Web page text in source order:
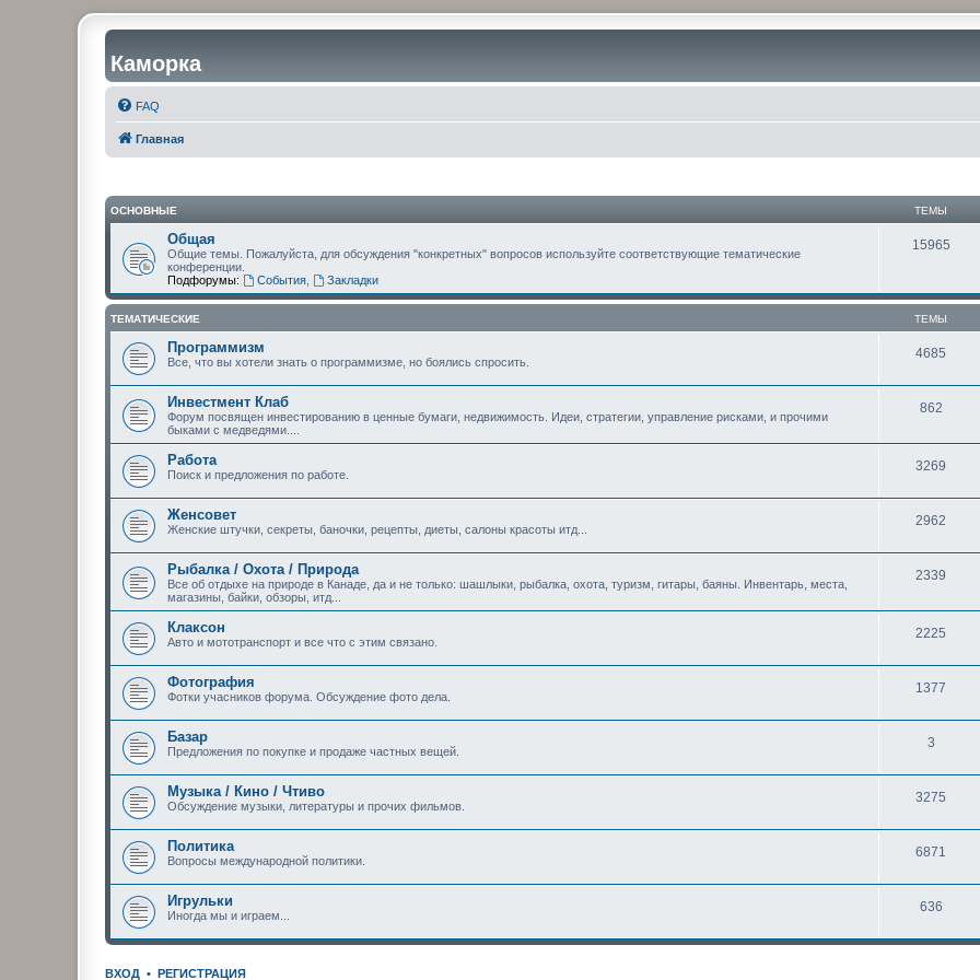
Каморка
FAQ
Главная
ОСНОВНЫЕ ТЕМЫ
Общая
Общие темы. Пожалуйста, для обсуждения "конкретных" вопросов используйте соответствующие тематические
конференции.
Подфорумы:
События, Закладки
15965
ТЕМАТИЧЕСКИЕ ТЕМЫ
Программизм
Все, что вы хотели знать о программизме, но боялись спросить.
4685
Инвестмент Клаб
Форум посвящен инвестированию в ценные бумаги, недвижимость. Идеи, стратегии, управление рисками, и прочими
быками с медведями....
862
Работа
Поиск и предложения по работе.
3269
Женсовет
Женские штучки, секреты, баночки, рецепты, диеты, салоны красоты итд...
2962
Рыбалка / Охота / Природа
Все об отдыхе на природе в Канаде, да и не только: шашлыки, рыбалка, охота, туризм, гитары, баяны. Инвентарь, места,
магазины, байки, обзоры, итд...
2339
Клаксон
Авто и мототранспорт и все что с этим связано.
2225
Фотография
Фотки учасников форума. Обсуждение фото дела.
1377
Базар
Предложения по покупке и продаже частных вещей.
3
Музыка / Кино / Чтиво
Обсуждение музыки, литературы и прочих фильмов.
3275
Политика
Вопросы международной политики.
6871
Игрульки
Иногда мы и играем...
636
ВХОД • РЕГИСТРАЦИЯ